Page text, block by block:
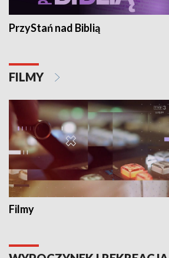
PrzyStań nad Biblią
FILMY
Filmy